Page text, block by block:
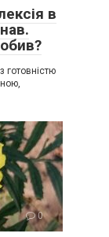
в
готовністю
0